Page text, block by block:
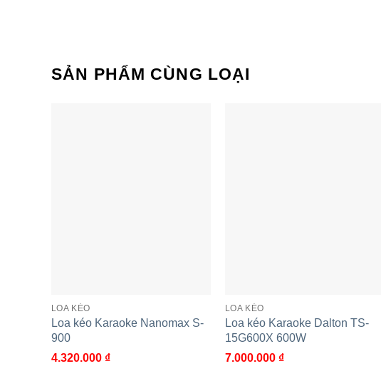
SẢN PHẨM CÙNG LOẠI
LOA KÉO
Loa kéo Karaoke Nanomax S-
900
4.320.000 ₫
LOA KÉO
Loa kéo Karaoke Dalton TS-
15G600X 600W
7.000.000 ₫